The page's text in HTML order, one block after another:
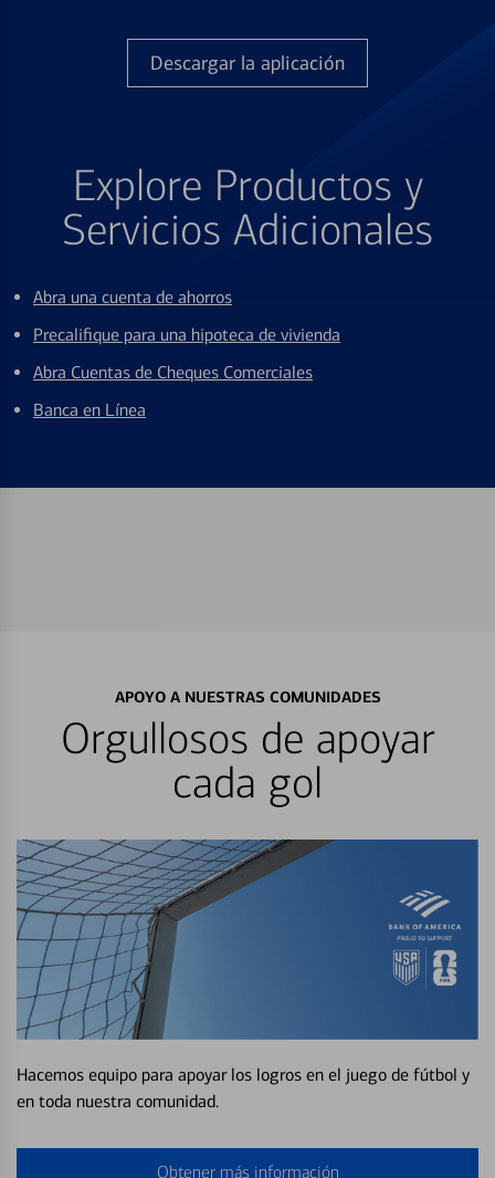
Descargar la aplicación
Explore Productos y
Servicios Adicionales
Abra una cuenta de ahorros
Precalifique para una hipoteca de vivienda
Abra Cuentas de Cheques Comerciales
Banca en Línea
APOYO A NUESTRAS COMUNIDADES
Orgullosos de apoyar
cada gol
Hacemos equipo para apoyar los logros en el juego de fútbol y
en toda nuestra comunidad.
Obtener más información